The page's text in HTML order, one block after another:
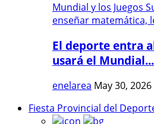
El deporte entra
usará el Mundial...
enelarea May 30, 2026
Fiesta Provincial del